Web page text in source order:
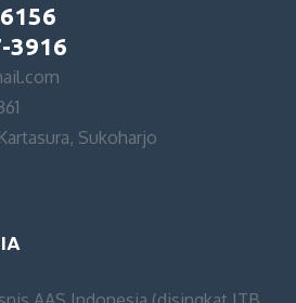
3916
Sukoharjo